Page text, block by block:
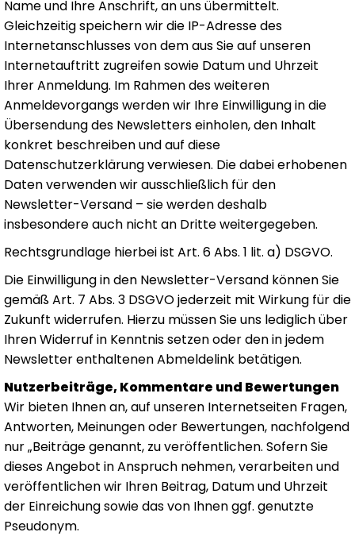
Name und Ihre Anschrift, an uns übermittelt.
Gleichzeitig speichern wir die IP-Adresse des
Internetanschlusses von dem aus Sie auf unseren
Internetauftritt zugreifen sowie Datum und Uhrzeit
Ihrer Anmeldung. Im Rahmen des weiteren
Anmeldevorgangs werden wir Ihre Einwilligung in die
Übersendung des Newsletters einholen, den Inhalt
konkret beschreiben und auf diese
Datenschutzerklärung verwiesen. Die dabei erhobenen
Daten verwenden wir ausschließlich für den
Newsletter-Versand – sie werden deshalb
insbesondere auch nicht an Dritte weitergegeben.
Rechtsgrundlage hierbei ist Art. 6 Abs. 1 lit. a) DSGVO.
Die Einwilligung in den Newsletter-Versand können Sie
gemäß Art. 7 Abs. 3 DSGVO jederzeit mit Wirkung für die
Zukunft widerrufen. Hierzu müssen Sie uns lediglich über
Ihren Widerruf in Kenntnis setzen oder den in jedem
Newsletter enthaltenen Abmeldelink betätigen.
Nutzerbeiträge, Kommentare und Bewertungen
Wir bieten Ihnen an, auf unseren Internetseiten Fragen,
Antworten, Meinungen oder Bewertungen, nachfolgend
nur „Beiträge genannt, zu veröffentlichen. Sofern Sie
dieses Angebot in Anspruch nehmen, verarbeiten und
veröffentlichen wir Ihren Beitrag, Datum und Uhrzeit
der Einreichung sowie das von Ihnen ggf. genutzte
Pseudonym.